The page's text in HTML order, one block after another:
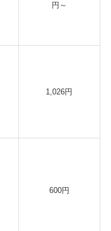
円～
1,026円
600円